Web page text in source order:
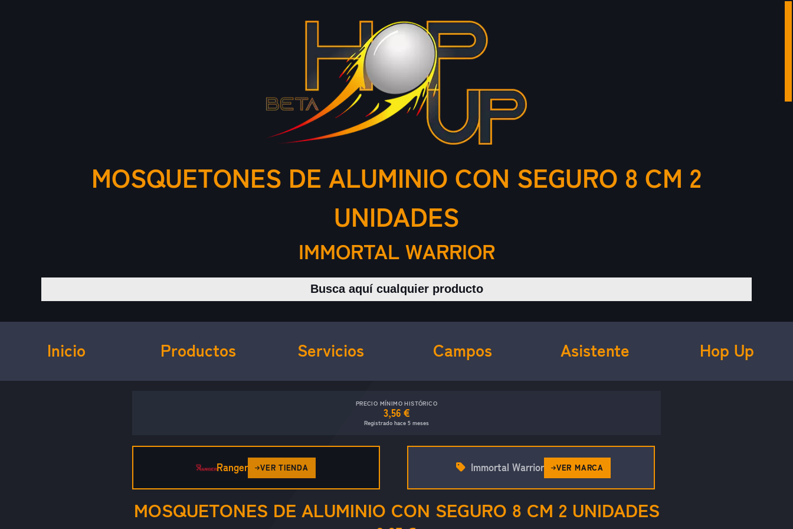
MOSQUETONES DE ALUMINIO CON SEGURO 8 CM 2
UNIDADES
IMMORTAL WARRIOR
Buscar productos
Inicio Productos Servicios Campos Asistente Hop Up
PRECIO MÍNIMO HISTÓRICO
3,56 €
Registrado hace 5 meses
Ranger VER TIENDA
MOSQUETONES DE ALUMINIO CON SEGURO 8 CM 2 UNIDADES
Immortal Warrior VER MARCA